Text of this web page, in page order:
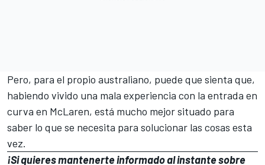
Pero, para el propio australiano, puede que sienta que,
habiendo vivido una mala experiencia con la entrada en
curva en McLaren, está mucho mejor situado para
saber lo que se necesita para solucionar las cosas esta
vez.
¡Si quieres mantenerte informado al instante sobre